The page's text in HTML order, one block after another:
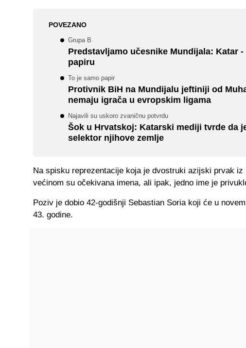
POVEZANO
Grupa B
Predstavljamo učesnike Mundijala: Katar
papiru
To je samo papir
Protivnik BiH na Mundijalu jeftiniji od
nemaju igrača u evropskim ligama
Najavili su uskoro zvaničnu potvrdu
Šok u Hrvatskoj: Katarski mediji tvrde da
selektor njihove zemlje
Na spisku reprezentacije koja je dvostruki azijski prvak iz
većinom su očekivana imena, ali ipak, jedno ime je
Poziv je dobio 42-godišnji Sebastian Soria koji će u
43. godine.